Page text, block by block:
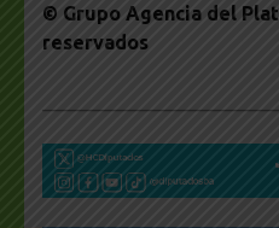
© Grupo Agencia del
reservados